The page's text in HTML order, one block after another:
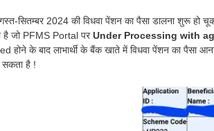
सितम्बर 2024 की विधवा पेंशन का पैसा डालना शुरू हो
है जो PFMS Portal परUnder Processing with
होने के बाद लाभार्थी के बैंक खाते में विधवा पेंशन का पैसा
है !